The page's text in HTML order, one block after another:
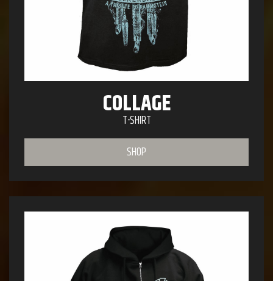
COLLAGE
T-SHIRT
SHOP